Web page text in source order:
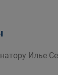
Илье